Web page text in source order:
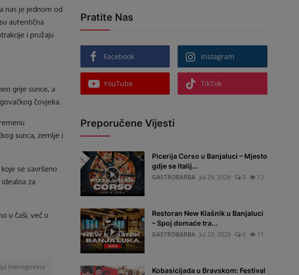
nas je jednom od
autentična
i pružaju
grije sunce, a
čovjeka.
sunca, zemlje i
se savršeno
za
u čaši, već u
Hercegovina
Pratite Nas
Facebook Instagram
YouTube TikTok
Preporučene Vijesti
Picerija Corso u Banjaluci – Mjesto
gdje se italij...
GASTROBARBA Jul 29, 2026 0 12
Restoran New Klašnik u Banjaluci
– Spoj domaće tra...
GASTROBARBA Jul 29, 2026 0 11
Kobasicijada u Bravskom: Festival